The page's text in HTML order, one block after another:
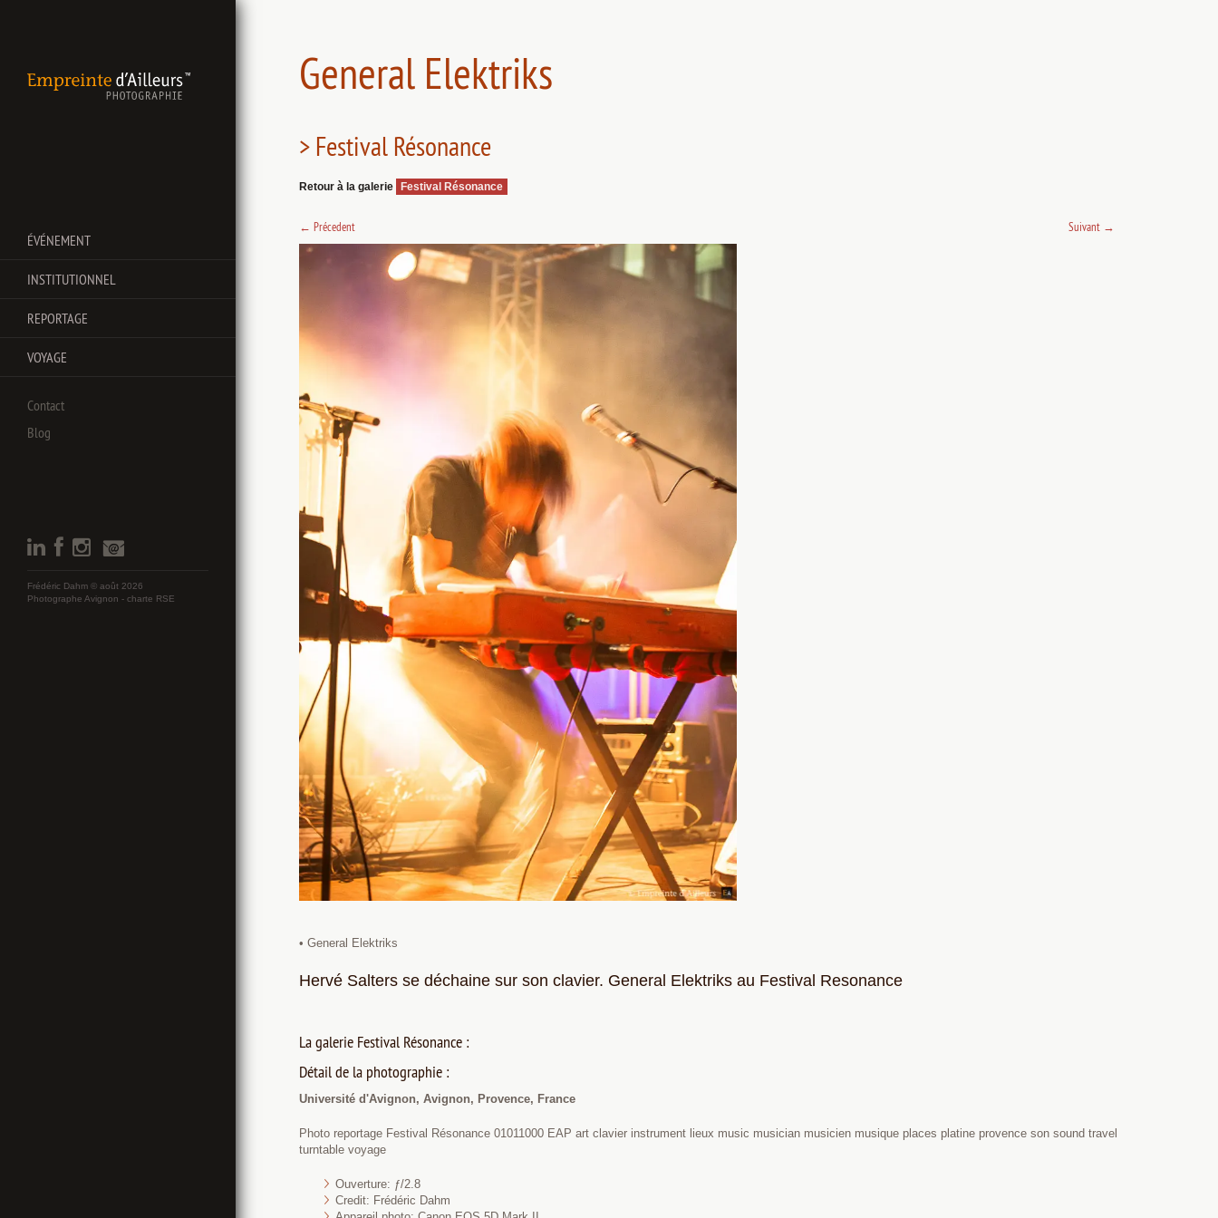
ÉVÉNEMENT
INSTITUTIONNEL
REPORTAGE
VOYAGE
Contact
Blog
Frédéric Dahm © août 2026
Photographe Avignon - charte RSE
General Elektriks
> Festival Résonance
Retour à la galerie Festival Résonance
← Précedent Suivant →
• General Elektriks
Hervé Salters se déchaine sur son clavier. General Elektriks au Festival Resonance
La galerie Festival Résonance :
Détail de la photographie :
Université d'Avignon, Avignon, Provence, France
Photo reportage Festival Résonance 01011000 EAP art clavier instrument lieux music musician musicien musique places platine provence son sound travel
turntable voyage
Ouverture: ƒ/2.8
Credit: Frédéric Dahm